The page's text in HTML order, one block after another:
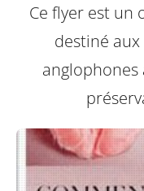
Ce flyer est un
destiné